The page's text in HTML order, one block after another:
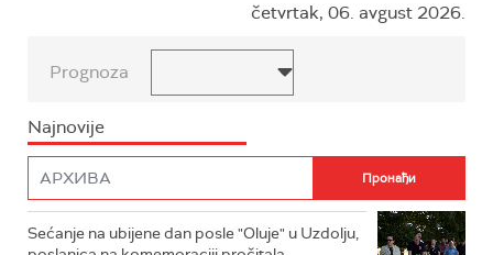
četvrtak, 06. avgust 2026.
Prognoza
Najnovije
Sećanje na ubijene dan posle "Oluje" u Uzdolju,